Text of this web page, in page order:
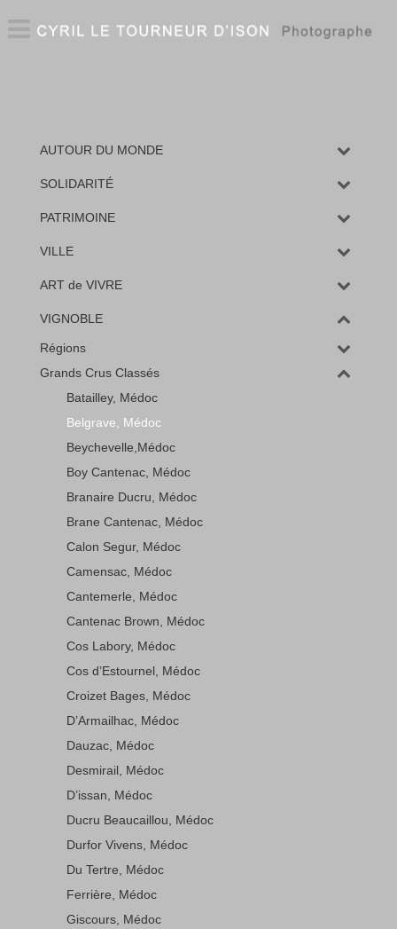
AUTOUR DU MONDE
SOLIDARITÉ
PATRIMOINE
VILLE
ART de VIVRE
VIGNOBLE
Régions
Grands Crus Classés
Batailley, Médoc
Belgrave, Médoc
Beychevelle,Médoc
Boy Cantenac, Médoc
Branaire Ducru, Médoc
Brane Cantenac, Médoc
Calon Segur, Médoc
Camensac, Médoc
Cantemerle, Médoc
Cantenac Brown, Médoc
Cos Labory, Médoc
Cos d’Estournel, Médoc
Croizet Bages, Médoc
D’Armailhac, Médoc
Dauzac, Médoc
Desmirail, Médoc
D’issan, Médoc
Ducru Beaucaillou, Médoc
Durfor Vivens, Médoc
Du Tertre, Médoc
Ferrière, Médoc
Giscours, Médoc